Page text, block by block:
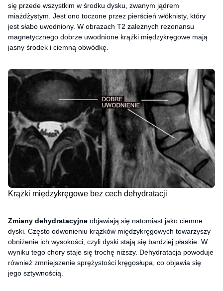
się przede wszystkim w środku dysku, zwanym jądrem
miażdżystym. Jest ono toczone przez pierścień włóknisty, który
jest słabo uwodniony. W obrazach T2 zależnych rezonansu
magnetycznego dobrze uwodnione krążki międzykręgowe mają
jasny środek i ciemną obwódkę.
Krążki międzykręgowe bez cech dehydratacji
Zmiany dehydratacyjne objawiają się natomiast jako ciemne
dyski. Często odwonieniu krążków międzykręgowych towarzyszy
obniżenie ich wysokości, czyli dyski stają się bardziej płaskie. W
wyniku tego chory staje się trochę niższy. Dehydratacja powoduje
również zmniejszenie sprężystości kręgosłupa, co objawia się
jego sztywnością.